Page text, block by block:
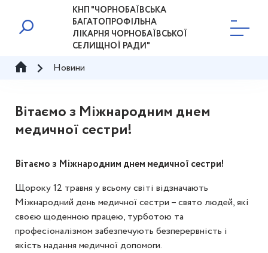
КНП "ЧОРНОБАЇВСЬКА
БАГАТОПРОФІЛЬНА
ЛІКАРНЯ ЧОРНОБАЇВСЬКОЇ
СЕЛИЩНОЇ РАДИ"
Новини
Вітаємо з Міжнародним днем
медичної сестри!
Вітаємо з Міжнародним днем медичної сестри!
Щороку 12 травня у всьому світі відзначають
Міжнародний день медичної сестри – свято людей, які
своєю щоденною працею, турботою та
професіоналізмом забезпечують безперервність і
якість надання медичної допомоги.